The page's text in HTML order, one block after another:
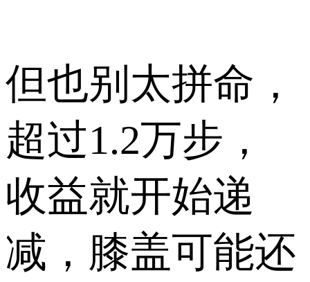
但也别太拼命，
超过1.2万步，
收益就开始递
减，膝盖可能还